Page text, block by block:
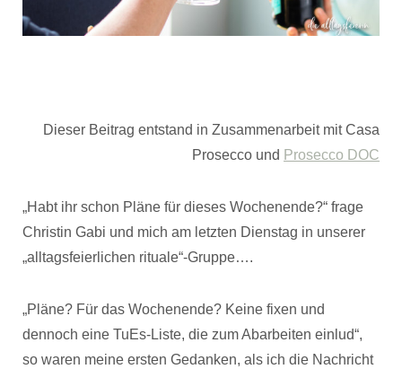
Dieser Beitrag entstand in Zusammenarbeit mit Casa
Prosecco und Prosecco DOC
„Habt ihr schon Pläne für dieses Wochenende?“ frage
Christin Gabi und mich am letzten Dienstag in unserer
„alltagsfeierlichen rituale“-Gruppe….
„Pläne? Für das Wochenende? Keine fixen und
dennoch eine TuEs-Liste, die zum Abarbeiten einlud“,
so waren meine ersten Gedanken, als ich die Nachricht